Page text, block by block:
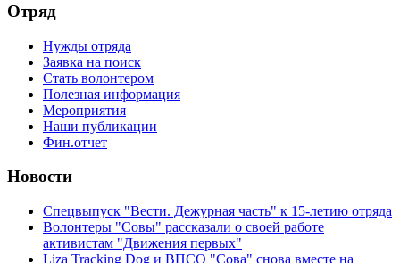
Отряд
Нужды отряда
Заявка на поиск
Стать волонтером
Полезная информация
Мероприятия
Наши публикации
Фин.отчет
Новости
Спецвыпуск "Вести. Дежурная часть" к 15-летию отряда
Волонтеры "Совы" рассказали о своей работе
активистам "Движения первых"
Liza Tracking Dog и ВПСО "Сова" снова вместе на